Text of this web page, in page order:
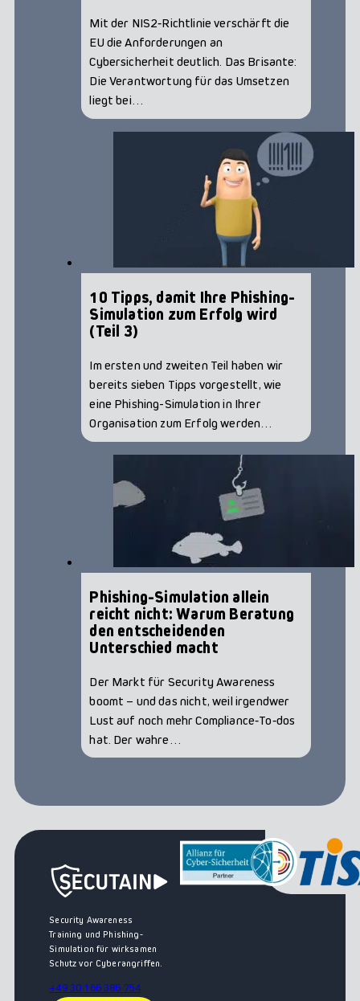
Mit der NIS2‑Richtlinie verschärft die
EU die Anforderungen an
Cybersicherheit deutlich. Das Brisante:
Die Verantwortung für das Umsetzen
liegt bei…
10 Tipps, damit Ihre Phishing-
Simulation zum Erfolg wird
(Teil 3)
Im ersten und zweiten Teil haben wir
bereits sieben Tipps vorgestellt, wie
eine Phishing-Simulation in Ihrer
Organisation zum Erfolg werden…
Phishing-Simulation allein
reicht nicht: Warum Beratung
den entscheidenden
Unterschied macht
Der Markt für Security Awareness
boomt – und das nicht, weil irgendwer
Lust auf noch mehr Compliance‑To‑dos
hat. Der wahre…
Security Awareness
Training und Phishing-
Simulation für wirksamen
Schutz vor Cyberangriffen.
+49 30 166 386 754